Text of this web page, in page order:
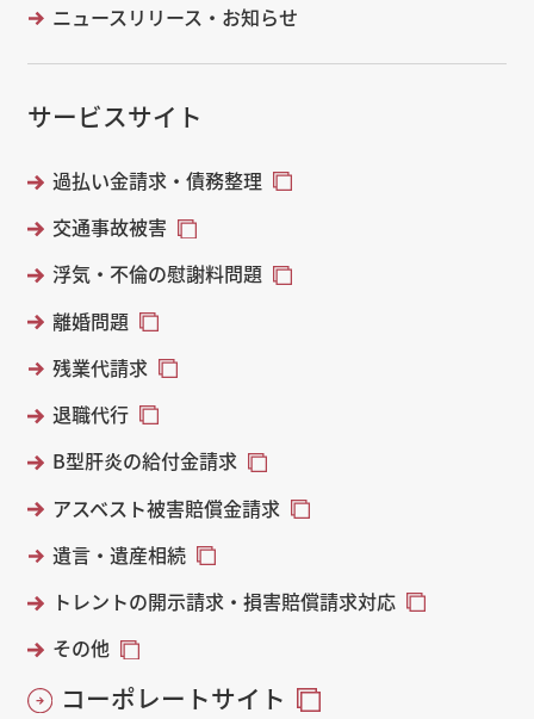
ニュースリリース・お知らせ
サービスサイト
過払い金請求・債務整理
交通事故被害
浮気・不倫の慰謝料問題
離婚問題
残業代請求
退職代行
B型肝炎の給付金請求
アスベスト被害賠償金請求
遺言・遺産相続
トレントの開示請求・損害賠償請求対応
その他
コーポレートサイト